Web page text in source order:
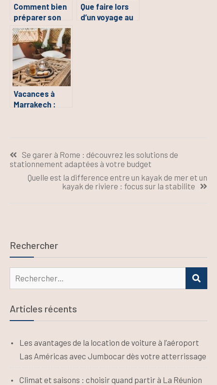
Comment bien
préparer son
voyage à vélo?
Que faire lors
d’un voyage au
Vacances à
Marrakech :
de
l’article
Se garer à Rome : découvrez les solutions de
stationnement adaptées à votre budget
Quelle est la difference entre un kayak de mer et un
kayak de riviere : focus sur la stabilite
Rechercher
Rechercher :
Articles récents
Les avantages de la location de voiture à l’aéroport
Las Américas avec Jumbocar dès votre atterrissage
Climat et saisons : choisir quand partir à La Réunion